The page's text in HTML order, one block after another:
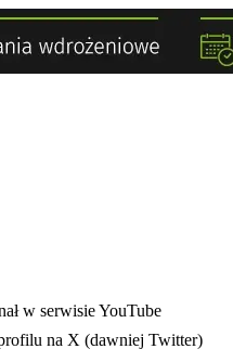
karcie
w serwisie YouTube
na X (dawniej Twitter)